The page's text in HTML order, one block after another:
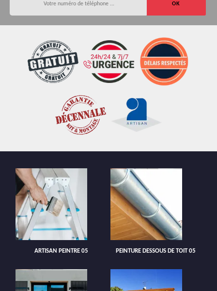
ARTISAN PEINTRE 05 PEINTURE DESSOUS DE TOIT 05